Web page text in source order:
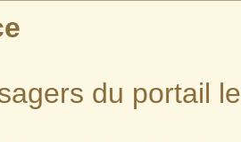
du portail